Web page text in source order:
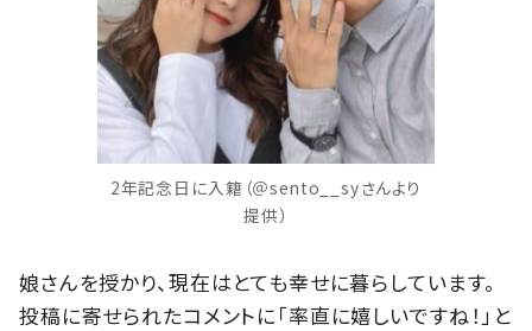
2年記念日に入籍（＠sento__syさんより
提供）
娘さんを授かり、現在はとても幸せに暮らしています。
投稿に寄せられたコメントに「率直に嬉しいですね！」と